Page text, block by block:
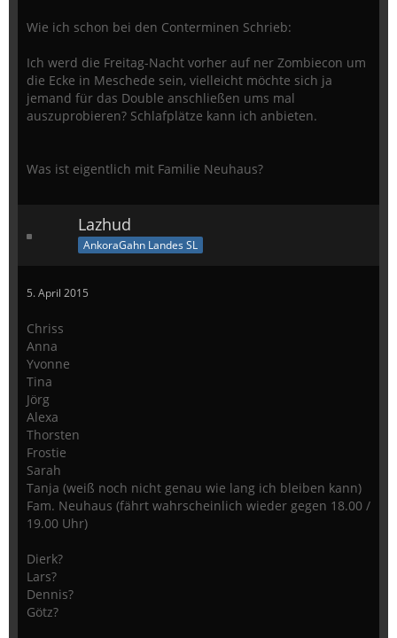
Wie ich schon bei den Conterminen Schrieb:
Ich werd die Freitag-Nacht vorher auf ner Zombiecon um
die Ecke in Meschede sein, vielleicht möchte sich ja
jemand für das Double anschließen ums mal
auszuprobieren? Schlafplätze kann ich anbieten.
Was ist eigentlich mit Familie Neuhaus?
Lazhud
AnkoraGahn Landes SL
5. April 2015
Chriss
Anna
Yvonne
Tina
Jörg
Alexa
Thorsten
Frostie
Sarah
Tanja (weiß noch nicht genau wie lang ich bleiben kann)
Fam. Neuhaus (fährt wahrscheinlich wieder gegen 18.00 /
19.00 Uhr)
Dierk?
Lars?
Dennis?
Götz?